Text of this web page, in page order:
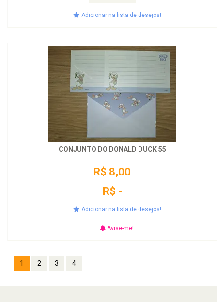
Adicionar na lista de desejos!
CONJUNTO DO DONALD DUCK 55
R$ 8,00
R$ -
Adicionar na lista de desejos!
Avise-me!
1 2 3 4